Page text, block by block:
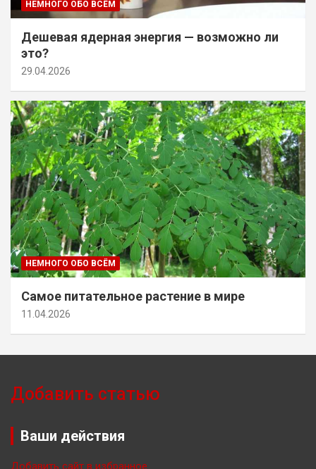
НЕМНОГО ОБО ВСЁМ
Дешевая ядерная энергия — возможно ли
это?
29.04.2026
НЕМНОГО ОБО ВСЁМ
Самое питательное растение в мире
11.04.2026
Добавить статью
Ваши действия
Добавить сайт в избранное